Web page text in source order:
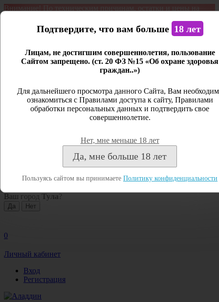
Внимание! По техническим причинам, остатки и цены на
является демонстрационным. Дистанционная продажа не
Открыть сайдбар
Личный кабинет
Закрыть
Посмотреть все результаты
Ваш город Тула ?
0
Личный кабинет
Вход
Регистрация
Подтвердите, что вам больше 18 лет
Лицам, не достигшим совершеннолетия, пользование
Сайтом запрещено. (ст. 20 ФЗ №15 «Об охране здоровья
граждан..»)
Для дальнейшего просмотра данного Сайта, Вам
ознакомиться с Правилами доступа к сайту, Правилами
обработки персональных данных и подтвердить свое
совершеннолетие.
Нет, мне меньше 18 лет
Да, мне больше 18 лет
Пользуясь сайтом вы принимаете Политику конфиденциальности